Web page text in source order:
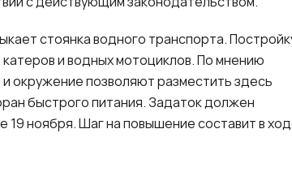
стоянка водного транспорта.
и водных мотоциклов. По мнению
окружение позволяют разместить здесь
быстрого питания. Задаток должен
19 ноября. Шаг на повышение составит в